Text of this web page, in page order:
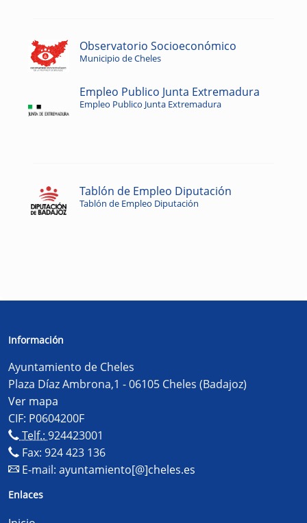
Observatorio Socioeconómico
Municipio de Cheles
Empleo Publico Junta Extremadura
Empleo Publico Junta Extremadura
Tablón de Empleo Diputación
Tablón de Empleo Diputación
Información
Ayuntamiento de Cheles
Plaza Díaz Ambrona,1 - 06105 Cheles (Badajoz)
Ver mapa
CIF: P0604200F
Telf.: 924423001
Fax: 924 423 136
E-mail: ayuntamiento[@]cheles.es
Enlaces